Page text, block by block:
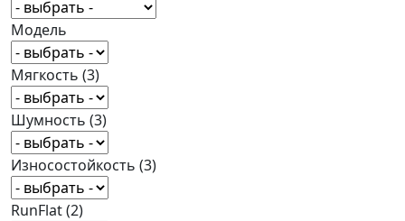
Модель
Мягкость (3)
Шумность (3)
Износостойкость (3)
RunFlat(2)